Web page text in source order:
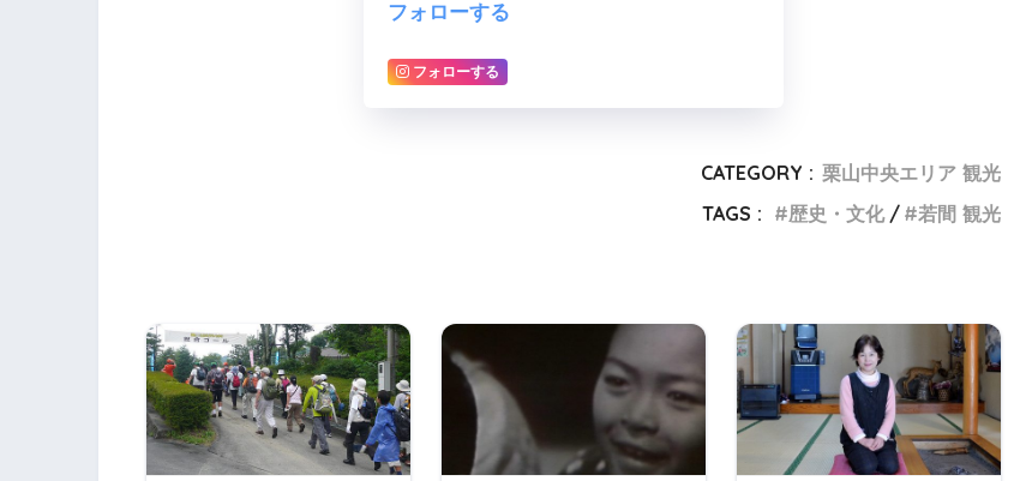
フォローする
フォローする
CATEGORY : 栗山中央エリア 観光
TAGS :
歴史・文化 若間 観光